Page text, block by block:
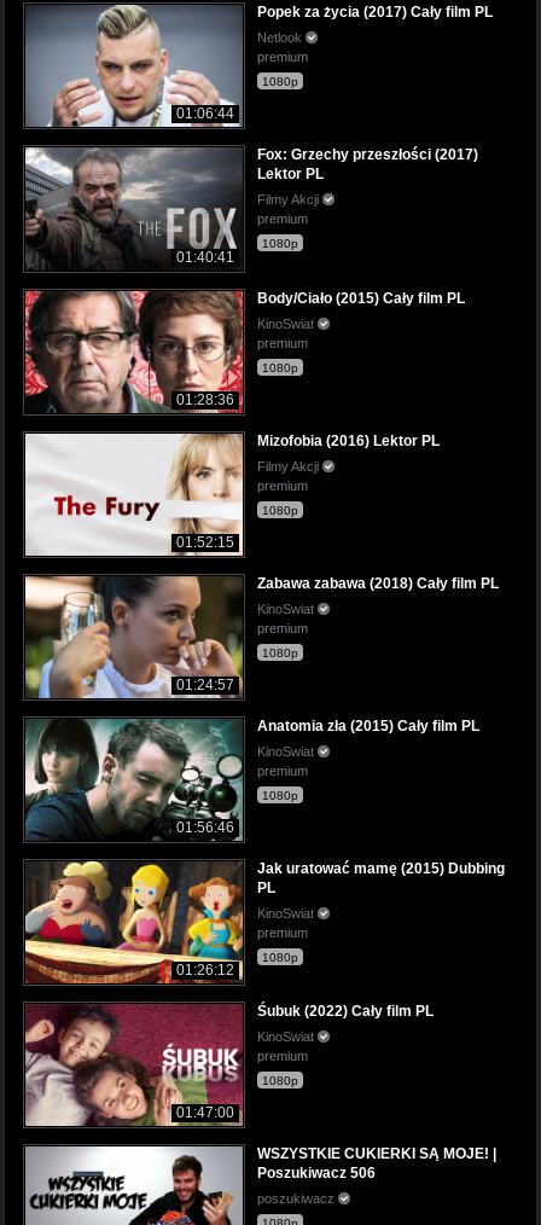
01:06:44
Popek za życia (2017) Cały film PL
Netlook
premium
1080p
01:40:41
Fox: Grzechy przeszłości (2017)
Lektor PL
Filmy Akcji
premium
1080p
01:28:36
Body/Ciało (2015) Cały film PL
KinoSwiat
premium
1080p
01:52:15
Mizofobia (2016) Lektor PL
Filmy Akcji
premium
1080p
01:24:57
Zabawa zabawa (2018) Cały film PL
KinoSwiat
premium
1080p
01:56:46
Anatomia zła (2015) Cały film PL
KinoSwiat
premium
1080p
01:26:12
Jak uratować mamę (2015) Dubbing
PL
KinoSwiat
premium
1080p
01:47:00
Śubuk (2022) Cały film PL
KinoSwiat
premium
1080p
WSZYSTKIE CUKIERKI SĄ MOJE! |
Poszukiwacz 506
poszukiwacz